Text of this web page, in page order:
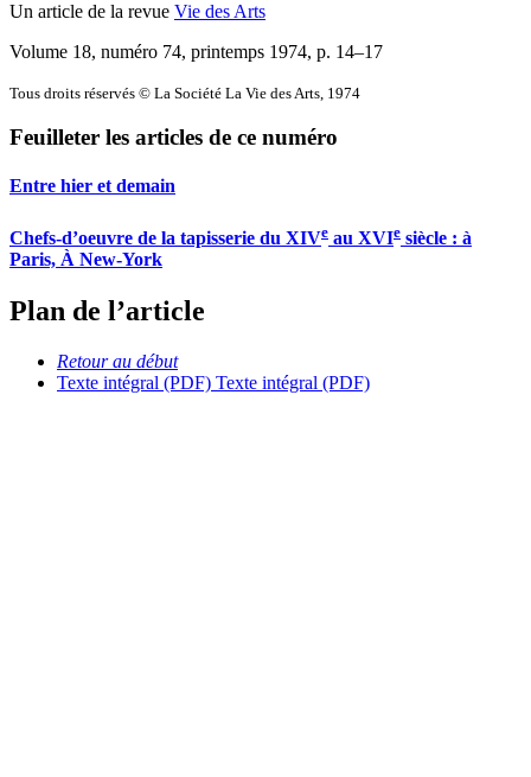
Un article de la revue Vie des Arts
Volume 18, numéro 74, printemps 1974, p. 14–17
Tous droits réservés © La Société La Vie des Arts, 1974
Feuilleter les articles de ce numéro
Entre hier et demain
Chefs-d’oeuvre de la tapisserie du XIVe au XVIe siècle : à
Paris, À New-York
Plan de l’article
Retour au début
Texte intégral (PDF) Texte intégral (PDF)